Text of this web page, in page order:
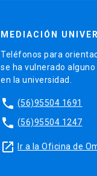
MEDIACIÓN
Teléfonos para
se ha vulnerado
en la universidad.
phone (56)95504 1691
phone (56)95504 1247
launch Ir a la Oficina de